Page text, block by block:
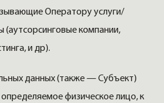
Оператору услуги/
компании,
и др).
данных (также — Субъект)
физическое лицо, к